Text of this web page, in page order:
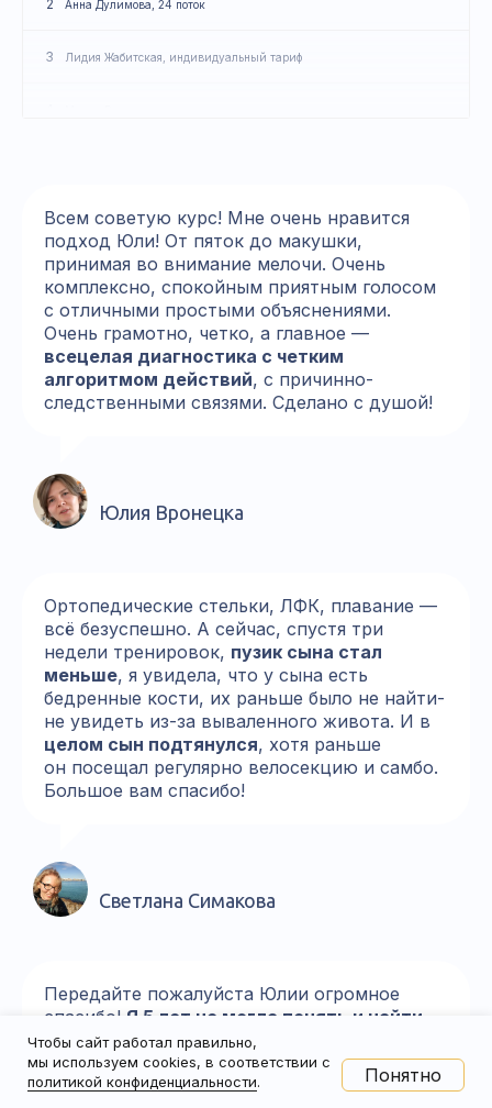
2 Анна Дулимова, 24 поток
3 Лидия Жабитская, индивидуальный тариф
6 Анастасия Лунегова, тренер
7 Анна Камерлохер, родитель
8 Кирилл Шупинский, тренер
9 Сергей Доминюк, родитель
Всем советую курс! Мне очень нравится
подход Юли! От пяток до макушки,
принимая во внимание мелочи. Очень
комплексно, спокойным приятным голосом
с отличными простыми объяснениями.
Очень грамотно, четко, а главное —
всецелая диагностика с четким
алгоритмом действий, с причинно-
следственными связями. Сделано с душой!
Юлия Вронецка
Ортопедические стельки, ЛФК, плавание —
всё безуспешно. А сейчас, спустя три
недели тренировок, пузик сына стал
меньше, я увидела, что у сына есть
бедренные кости, их раньше было не найти-
не увидеть из-за вываленного живота. И в
целом сын подтянулся, хотя раньше
он посещал регулярно велосекцию и самбо.
Большое вам спасибо!
Светлана Симакова
Передайте пожалуйста Юлии огромное
спасибо! Я 5 лет не могла понять и найти
причину всего того, что происходит
с моим ребёнком, а Юля мне все
объяснила за час.Низкий ей поклон за это.
Чтобы сайт работал правильно,
мы используем cookies, в соответствии с
политикой конфиденциальности. Понятно